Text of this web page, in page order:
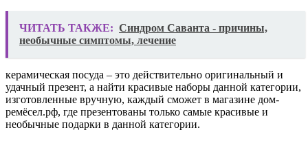
ЧИТАТЬ ТАКЖЕ: Синдром Саванта - причины,
необычные симптомы, лечение
керамическая посуда – это действительно оригинальный и
удачный презент, а найти красивые наборы данной категории,
изготовленные вручную, каждый сможет в магазине дом-
ремёсел.рф, где презентованы только самые красивые и
необычные подарки в данной категории.